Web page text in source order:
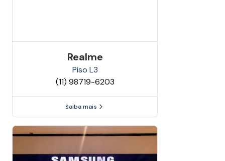
Realme
Piso L3
(11) 98719-6203
Saiba mais